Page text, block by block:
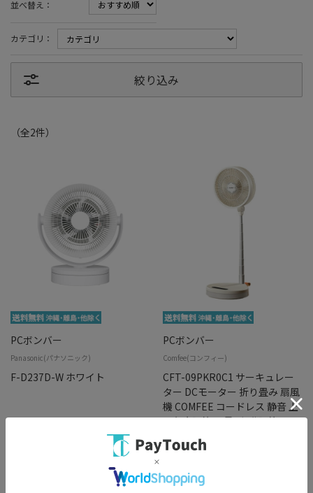
並べ替え：
カテゴリ：
絞り込み
（全2件）
PCボンバー
Panasonic(パナソニック)
F-D237D-W ホワイト
PCボンバー
Comfee(コンフィー)
CFT-09PKR0C1 サーキュレー
ター DCモーター 折り畳み 扇風
機 COMFEE コードレス 静音 上
下角度調節 風量4段階調節 タイ
マー 最大20時間連続 伸縮式 5
枚羽根
￥4,480